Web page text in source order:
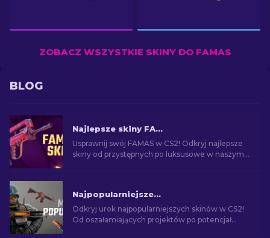
ZOBACZ WSZYSTKIE SKINY DO FAMAS
BLOG
Najlepsze skiny FAMAS w CS2 [2026]
Usprawnij swój FAMAS w CS2! Odkryj najlepsze
skiny od przystępnych po luksusowe w naszym
Najpopularniejsze skiny w CS2 [2026]
Odkryj urok najpopularniejszych skinów w CS2!
Od oszałamiających projektów po potencjał